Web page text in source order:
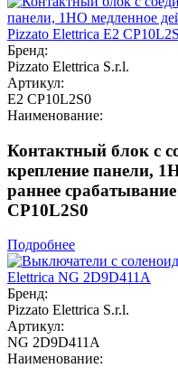
Бренд:
Pizzato Elettrica S.r.l.
Артикул:
E2 CP10L2S0
Наименование:
Контактный блок с
крепление панели,
раннее
CP10L2S0
Подробнее
Бренд:
Pizzato Elettrica S.r.l.
Артикул:
NG 2D9D411A
Наименование: